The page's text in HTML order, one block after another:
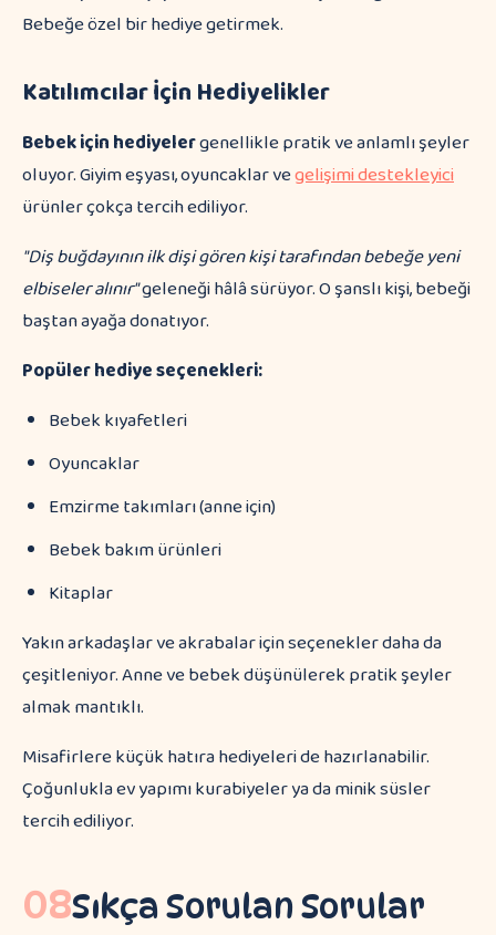
Bebeğe özel bir hediye getirmek.
Katılımcılar İçin Hediyelikler
Bebek için hediyelergenellikle pratik ve anlamlı şeyler
oluyor. Giyim eşyası, oyuncaklar vegelişimi destekleyici
ürünler çokça tercih ediliyor.
"Diş buğdayının ilk dişi gören kişi tarafından bebeğe yeni
elbiseler alınır"geleneği hâlâ sürüyor. O şanslı kişi, bebeği
baştan ayağa donatıyor.
Popüler hediye seçenekleri:
Bebek kıyafetleri
Oyuncaklar
Emzirme takımları (anne için)
Bebek bakım ürünleri
Kitaplar
Yakın arkadaşlar ve akrabalar için seçenekler daha da
çeşitleniyor. Anne ve bebek düşünülerek pratik şeyler
almak mantıklı.
Misafirlere küçük hatıra hediyeleri de hazırlanabilir.
Çoğunlukla ev yapımı kurabiyeler ya da minik süsler
tercih ediliyor.
08Sıkça Sorulan Sorular